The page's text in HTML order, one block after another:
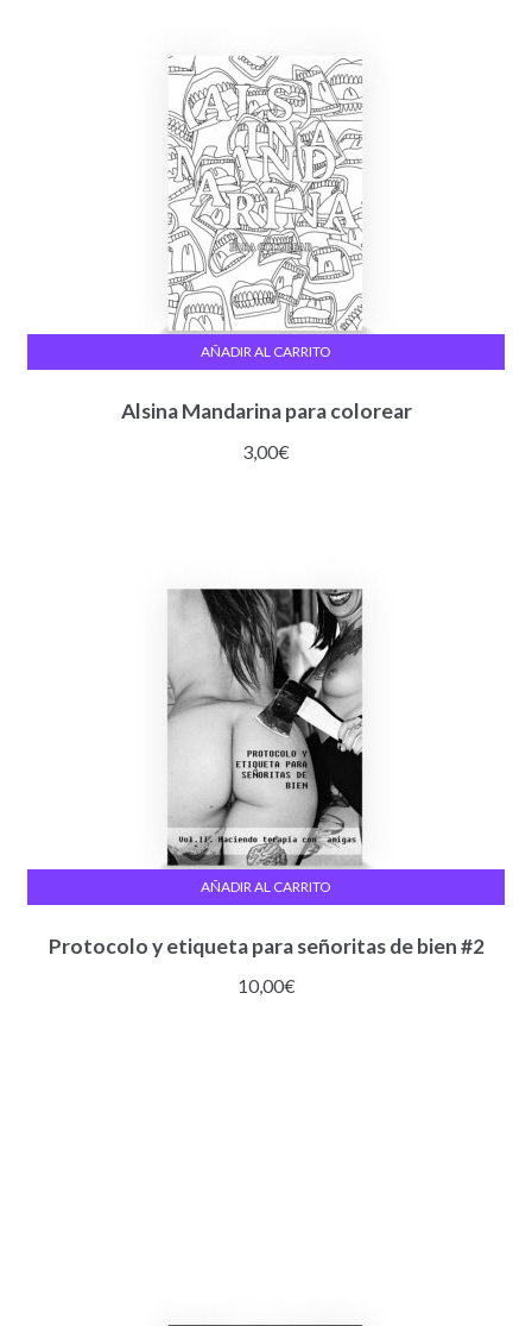
Alsina Mandarina para colorear
3,00€
AÑADIR AL CARRITO
Protocolo y etiqueta para señoritas de bien #2
10,00€
AÑADIR AL CARRITO